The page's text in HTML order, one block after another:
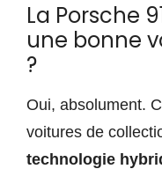
La Porsche
une bonne
?
Oui, absolument.
voitures de
technologie